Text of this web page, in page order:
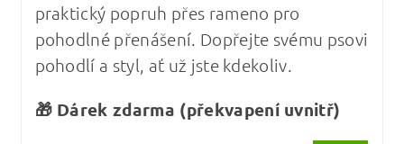
praktický popruh přes rameno pro
pohodlné přenášení. Dopřejte svému psovi
pohodlí a styl, ať už jste kdekoliv.
🎁 Dárek zdarma (překvapení uvnitř)